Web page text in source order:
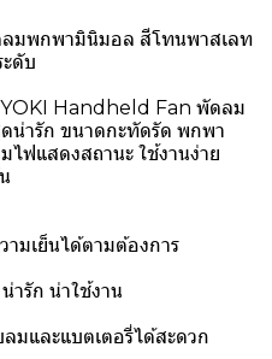
มพกพามินิมอล สีโทนพาสเลท
ดับ
Handheld Fan พัดลม
ารัก ขนาดกะทัดรัด พกพา
ไฟแสดงสถานะ ใช้งานง่าย
ามเย็นได้ตามต้องการ
ารัก น่าใช้งาน
มและแบตเตอรี่ได้สะดวก